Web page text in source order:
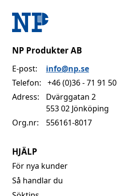
NP Produkter AB
E-post:
info@np.se
Telefon:
+46 (0)36 - 71 91 50
Adress:
Dvärggatan 2
553 02 Jönköping
Org.nr:
556161-8017
HJÄLP
För nya kunder
Så handlar du